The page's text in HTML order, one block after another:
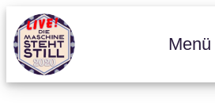
Zum
Inhalt
springen
Menü